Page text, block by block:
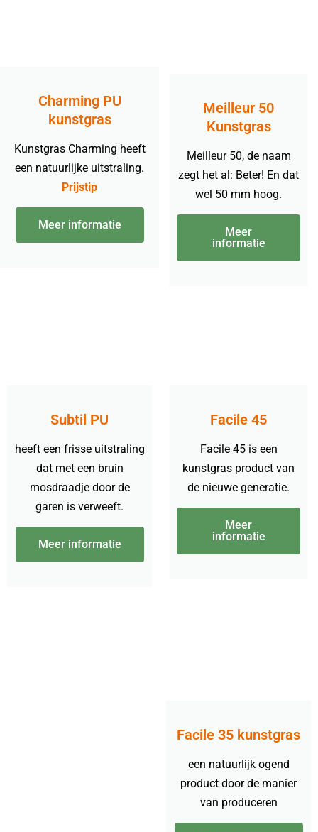
Charming PU
kunstgras
Kunstgras Charming heeft
een natuurlijke uitstraling.
Prijstip
Meer informatie
Meilleur 50
Kunstgras
Meilleur 50, de naam
zegt het al: Beter! En dat
wel 50 mm hoog.
Meer
informatie
Subtil PU
heeft een frisse uitstraling
dat met een bruin
mosdraadje door de
garen is verweeft.
Meer informatie
Facile 45
Facile 45 is een
kunstgras product van
de nieuwe generatie.
Meer
informatie
Facile 35 kunstgras
een natuurlijk ogend
product door de manier
van produceren